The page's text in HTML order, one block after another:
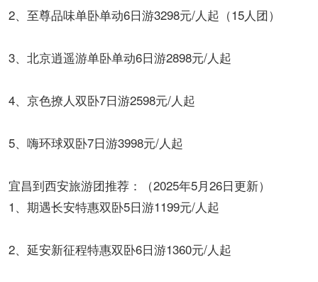
2、至尊品味单卧单动6日游3298元/人起（15人团）
3、北京逍遥游单卧单动6日游2898元/人起
4、京色撩人双卧7日游2598元/人起
5、嗨环球双卧7日游3998元/人起
宜昌到西安旅游团推荐：（2025年5月26日更新）
1、期遇长安特惠双卧5日游1199元/人起
2、延安新征程特惠双卧6日游1360元/人起